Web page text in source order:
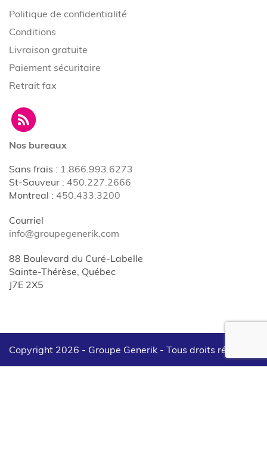
Politique de confidentialité
Conditions
Livraison gratuite
Paiement sécuritaire
Retrait fax
Nos bureaux
Sans frais : 1.866.993.6273
St-Sauveur : 450.227.2666
Montreal : 450.433.3200
Courriel
info@groupegenerik.com
88 Boulevard du Curé-Labelle
Sainte-Thérèse, Québec
J7E 2X5
Copyright 2026 - Groupe Generik - Tous droits réservés